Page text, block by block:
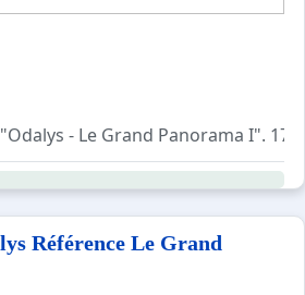
- Le Grand Panorama I".
Référence Le Grand